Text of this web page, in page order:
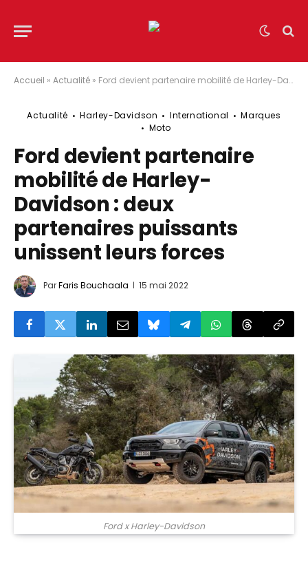
Accueil » Actualité » Ford devient partenaire mobilité de Harley-Davidson : deux partenaires puissants unissent leurs forces
Actualité Harley-Davidson International
Marques
Moto
Ford devient partenaire
mobilité de Harley-
Davidson : deux
partenaires puissants
unissent leurs forces
ParFaris Bouchaala 15 mai 2022
Ford x Harley-Davidson